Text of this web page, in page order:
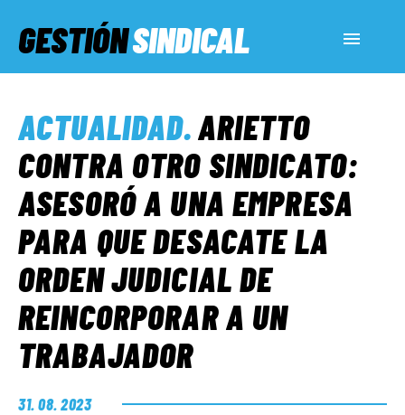
GESTIÓNSINDICAL
SERVICIOS SOCIALES
INFORMES ESPECIALES
FUERA DE MEGÁFONO
EL LADO «G»
ACTUALIDAD.ARIETTO
CONTRA OTRO SINDICATO:
ASESORÓ A UNA EMPRESA
PARA QUE DESACATE LA
ORDEN JUDICIAL DE
REINCORPORAR A UN
TRABAJADOR
31. 08. 2023